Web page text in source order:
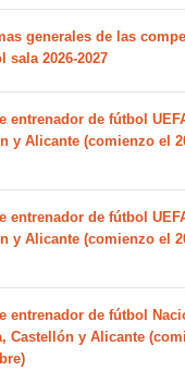
generales de las
2026-2027
entrenador de fútbol
y Alicante (comienzo el
entrenador de fútbol
y Alicante (comienzo el
entrenador de fútbol
Castellón y Alicante